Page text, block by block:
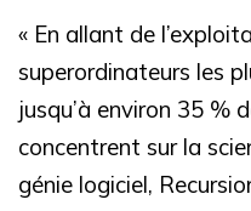
« En allant de
superordinateurs les
jusqu’à environ 35 %
concentrent sur la
génie logiciel,